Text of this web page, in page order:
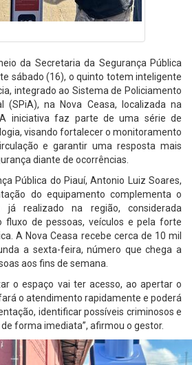
da Secretaria da Segurança Pública
sábado (16), o quinto totem inteligente
integrado ao Sistema de Policiamento
(SPiA), na Nova Ceasa, localizada na
iniciativa faz parte de uma série de
visando fortalecer o monitoramento
e garantir uma resposta mais
diante de ocorrências.
Pública do Piauí, Antonio Luiz Soares,
do equipamento complementa o
já realizado na região, considerada
fluxo de pessoas, veículos e pela forte
A Nova Ceasa recebe cerca de 10 mil
a sexta-feira, número que chega a
aos fins de semana.
o espaço vai ter acesso, ao apertar o
o atendimento rapidamente e poderá
identificar possíveis criminosos e
forma imediata”, afirmou o gestor.